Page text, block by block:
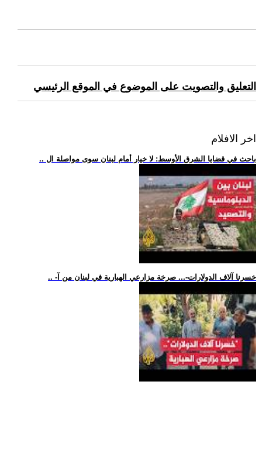
التعليق والتصويت على الموضوع في الموقع الرئيسي
اخر الافلام
.. باحث في قضايا الشرق الأوسط: لا خيار أمام لبنان سوى مواصلة ال
.. -خسرنا آلاف الدولارات-... صرخة مزارعي الهبارية في لبنان من آ